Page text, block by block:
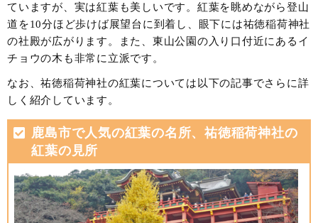
ていますが、実は紅葉も美しいです。紅葉を眺めながら登山
道を10分ほど歩けば展望台に到着し、眼下には祐徳稲荷神社
の社殿が広がります。また、東山公園の入り口付近にあるイ
チョウの木も非常に立派です。
なお、祐徳稲荷神社の紅葉については以下の記事でさらに詳
しく紹介しています。
鹿島市で人気の紅葉の名所、祐徳稲荷神社の
紅葉の見所